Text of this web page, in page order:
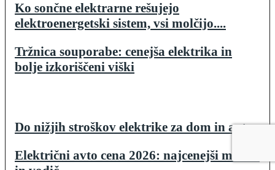
Ko sončne elektrarne rešujejo
elektroenergetski sistem, vsi molčijo....
Tržnica souporabe: cenejša elektrika in
bolje izkoriščeni viški
Do nižjih stroškov elektrike za dom in avto
Električni avto cena 2026: najcenejši modeli